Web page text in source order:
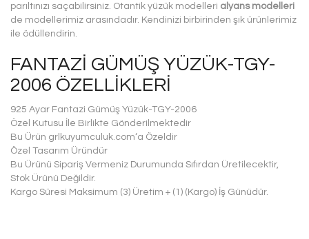
parıltınızı saçabilirsiniz. Otantik yüzük modelleri alyans modelleri
de modellerimiz arasındadır. Kendinizi birbirinden şık ürünlerimiz
ile ödüllendirin.
FANTAZI GÜMÜŞ YÜZÜK-TGY-
2006 ÖZELLIKLERI
925 Ayar Fantazi Gümüş Yüzük-TGY-2006
Özel Kutusu İle Birlikte Gönderilmektedir
Bu Ürün grlkuyumculuk.com‘a Özeldir
Özel Tasarım Üründür
Bu Ürünü Sipariş Vermeniz Durumunda Sıfırdan Üretilecektir,
Stok Ürünü Değildir.
Kargo Süresi Maksimum (3) Üretim + (1) (Kargo) İş Günüdür.